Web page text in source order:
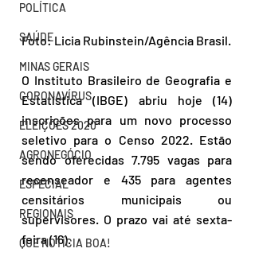
POLÍTICA
SAÚDE
MINAS GERAIS
CORONAVÍRUS
ELEIÇÕES 2020
AGRONEGÓCIO
ESPECIAL
REGIONAIS
QUE NOTÍCIA BOA!
Foto: Licia Rubinstein/Agência Brasil.
O Instituto Brasileiro de Geografia e
Estatística (IBGE) abriu hoje (14)
inscrições para um novo processo
seletivo para o Censo 2022. Estão
sendo oferecidas 7.795 vagas para
recenseador e 435 para agentes
censitários municipais ou
supervisores. O prazo vai até sexta-
feira (16).